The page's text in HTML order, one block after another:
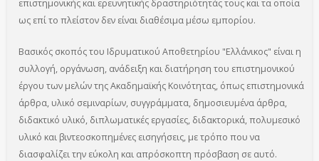
επιστημονικής και ερευνητικής δραστηριότητάς τους και τα οποία
ως επί το πλείστον δεν είναι διαθέσιμα μέσω εμπορίου.
Βασικός σκοπός του Ιδρυματικού Αποθετηρίου "Ελλάνικος" είναι η
συλλογή, οργάνωση, ανάδειξη και διατήρηση του επιστημονικού
έργου των μελών της Ακαδημαϊκής Κοινότητας, όπως επιστημονικά
άρθρα, υλικό σεμιναρίων, συγγράμματα, δημοσιευμένα άρθρα,
διδακτικό υλικό, διπλωματικές εργασίες, διδακτορικά, πολυμεσικό
υλικό και βιντεοσκοπημένες εισηγήσεις, με τρόπο που να
διασφαλίζει την εύκολη και απρόσκοπτη πρόσβαση σε αυτό.